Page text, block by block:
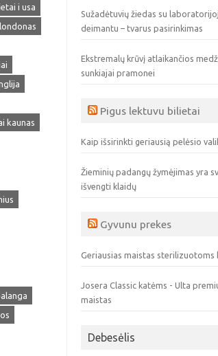
i usa
kaunas
Sužadėtuvių žiedas su
deimantu – tvarus pasirinkimas
Ekstremalų krūvį atlaikančios
sunkiajai pramonei
Pigus lektuvu bilietai
Kaip išsirinkti geriausią pelėsio
Žieminių padangų žymėjimas yra
išvengti klaidų
Gyvunu prekes
Geriausias maistas sterilizuotoms
Josera Classic katėms - Ulta
maistas
Debesėlis